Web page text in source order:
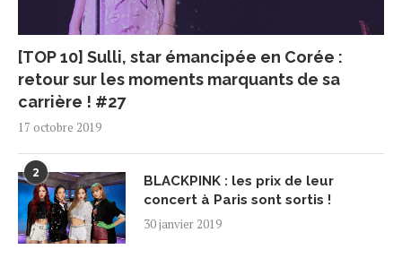
[TOP 10] Sulli, star émancipée en Corée :
retour sur les moments marquants de sa
carrière ! #27
17 octobre 2019
2
BLACKPINK : les prix de leur
concert à Paris sont sortis !
30 janvier 2019